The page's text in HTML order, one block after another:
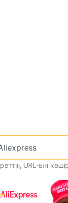
URL-ын